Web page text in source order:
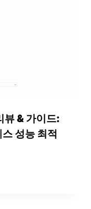
& 가이드:
성능 최적